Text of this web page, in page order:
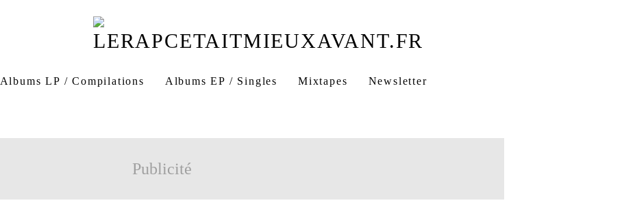
Albums LP / Compilations Albums EP / Singles Mixtapes Newsletter
Publicité